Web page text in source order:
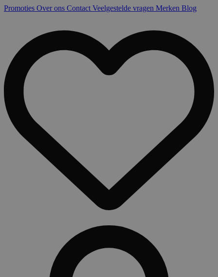
Promoties Over ons Contact Veelgestelde vragen Merken Blog